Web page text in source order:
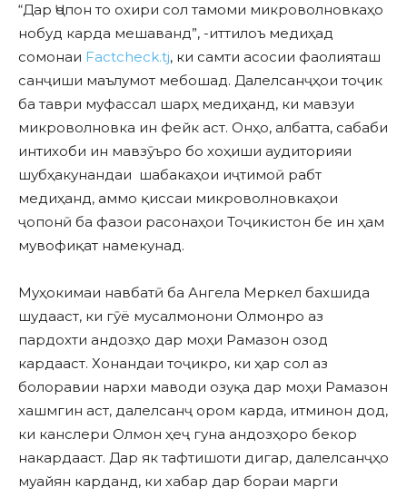
“Дар Ҷопон то охири сол тамоми микроволновкаҳо
нобуд карда мешаванд”, -иттилоъ медиҳад
сомонаи Factcheck.tj, ки самти асосии фаолияташ
санҷиши маълумот мебошад. Далелсанҷҳои тоҷик
ба таври муфассал шарҳ медиҳанд, ки мавзуи
микроволновка ин фейк аст. Онҳо, албатта, сабаби
интихоби ин мавзӯъро бо хоҳиши аудиторияи
шубҳакунандаи шабакаҳои иҷтимоӣ рабт
медиҳанд, аммо қиссаи микроволновкаҳои
ҷопонӣ ба фазои расонаҳои Тоҷикистон бе ин ҳам
мувофиқат намекунад.
Муҳокимаи навбатӣ ба Ангела Меркел бахшида
шудааст, ки гӯё мусалмонони Олмонро аз
пардохти андозҳо дар моҳи Рамазон озод
кардааст. Хонандаи тоҷикро, ки ҳар сол аз
болоравии нархи маводи озуқа дар моҳи Рамазон
хашмгин аст, далелсанҷ ором карда, итминон дод,
ки канслери Олмон ҳеҷ гуна андозҳоро бекор
накардааст. Дар як тафтишоти дигар, далелсанҷҳо
муайян карданд, ки хабар дар бораи марги